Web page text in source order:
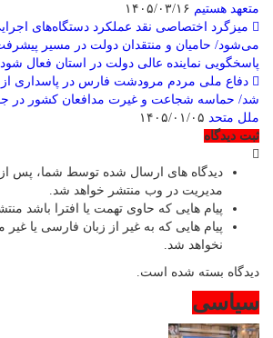
متعهد هستیم
میزگرد اختصاصی نقد عملکرد دستگاه‌های
می‌شود/ حامیان و منتقدان دولت در مسیر
پاسخگویی نماینده عالی دولت در استان فعال شود
دفاع ملی مردم مرودشت فارس در پاسداری از
شد/ حماسه شجاعت و غیرت مدافعان کشور در
ملل متحد
ثبت دیدگاه
دیدگاه های ارسال شده توسط شما، پس از
مدیریت در وب منتشر خواهد شد.
پیام هایی که حاوی تهمت یا افترا باشد
پیام هایی که به غیر از زبان فارسی یا غیر
نخواهد شد.
دیدگاه بسته شده است.
سیاسی